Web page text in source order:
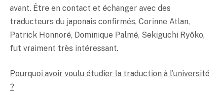
avant. Être en contact et échanger avec des
traducteurs du japonais confirmés, Corinne Atlan,
Patrick Honnoré, Dominique Palmé, Sekiguchi Ryôko,
fut vraiment très intéressant.
Pourquoi avoir voulu étudier la traduction à l’université
?